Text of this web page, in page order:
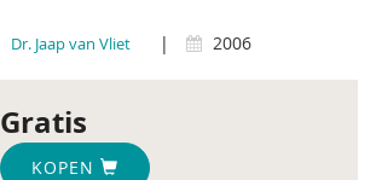
Dr. Jaap van Vliet | 2006
Gratis
KOPEN